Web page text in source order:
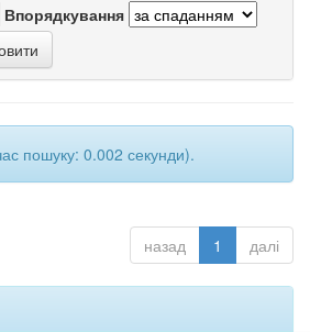
Впорядкування
пошуку: 0.002 секунди).
назад 1 далі